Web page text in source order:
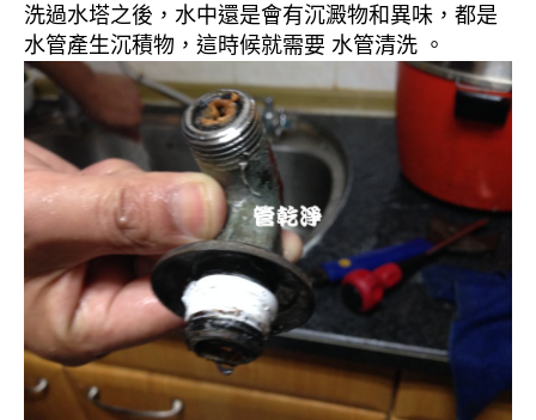
洗過水塔之後，水中還是會有沉澱物和異味，都是
水管產生沉積物，這時候就需要 水管清洗 。